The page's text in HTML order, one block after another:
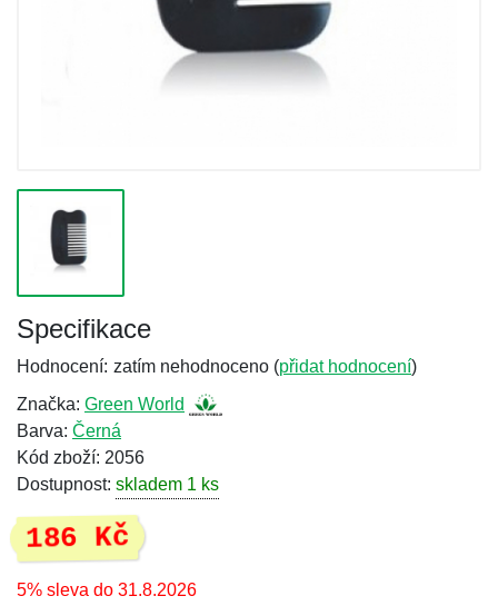
Specifikace
Hodnocení: zatím nehodnoceno (přidat hodnocení)
Značka: Green World
Barva: Černá
Kód zboží: 2056
Dostupnost: skladem 1 ks
186 Kč
5% sleva do 31.8.2026